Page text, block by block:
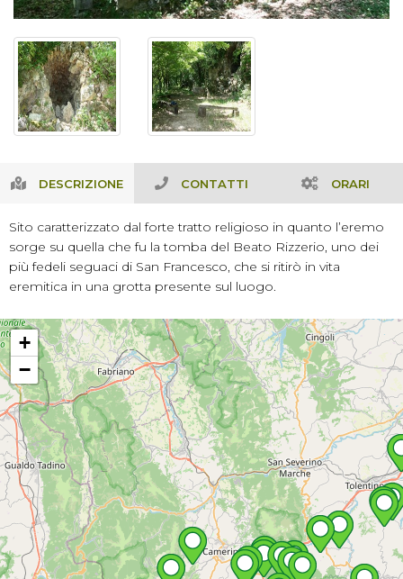
DESCRIZIONE CONTATTI ORARI
Sito caratterizzato dal forte tratto religioso in quanto l’eremo
sorge su quella che fu la tomba del Beato Rizzerio, uno dei
più fedeli seguaci di San Francesco, che si ritirò in vita
eremitica in una grotta presente sul luogo.
+
−